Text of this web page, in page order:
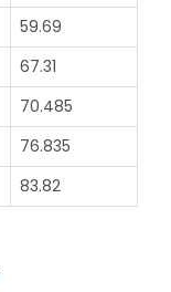
59.69
67.31
70.485
76.835
83.82